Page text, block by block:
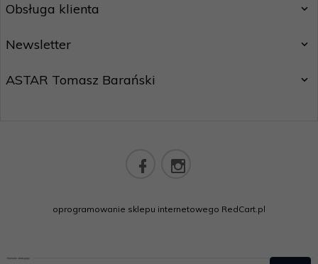
Obsługa klienta
Newsletter
ASTAR Tomasz Barański
oprogramowanie sklepu internetowego RedCart.pl